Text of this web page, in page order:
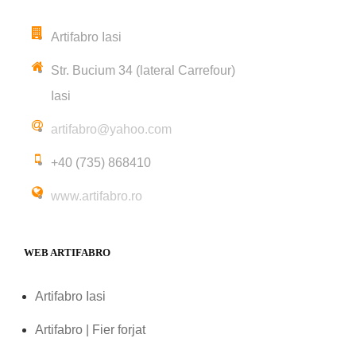
Artifabro Iasi
Str. Bucium 34 (lateral Carrefour)
Iasi
artifabro@yahoo.com
+40 (735) 868410
www.artifabro.ro
WEB ARTIFABRO
Artifabro Iasi
Artifabro | Fier forjat